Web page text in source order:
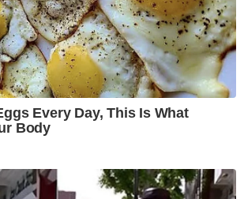
Every Day, This Is What
Body